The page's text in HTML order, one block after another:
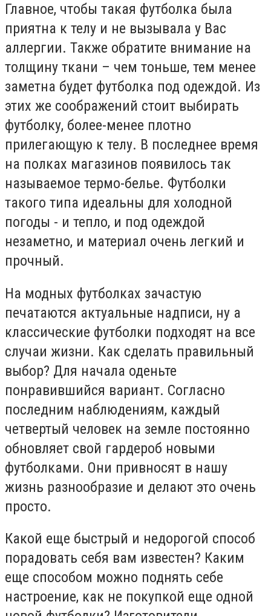
Главное, чтобы такая футболка была
приятна к телу и не вызывала у Вас
аллергии. Также обратите внимание на
толщину ткани – чем тоньше, тем менее
заметна будет футболка под одеждой. Из
этих же соображений стоит выбирать
футболку, более-менее плотно
прилегающую к телу. В последнее время
на полках магазинов появилось так
называемое термо-белье. Футболки
такого типа идеальны для холодной
погоды - и тепло, и под одеждой
незаметно, и материал очень легкий и
прочный.
На модных футболках зачастую
печатаются актуальные надписи, ну а
классические футболки подходят на все
случаи жизни. Как сделать правильный
выбор? Для начала оденьте
понравившийся вариант. Согласно
последним наблюдениям, каждый
четвертый человек на земле постоянно
обновляет свой гардероб новыми
футболками. Они привносят в нашу
жизнь разнообразие и делают это очень
просто.
Какой еще быстрый и недорогой способ
порадовать себя вам известен? Каким
еще способом можно поднять себе
настроение, как не покупкой еще одной